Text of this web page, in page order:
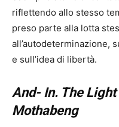
riflettendo allo stesso
preso parte alla lotta
all’autodeterminazione,
e sull’idea di libertà.
And- In. The Light
Mothabeng